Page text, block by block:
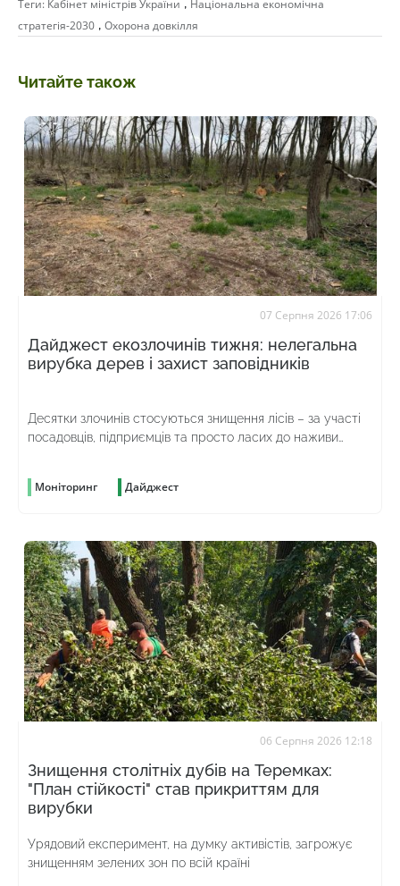
Теги: Кабінет міністрів України
Національна економічна
стратегія-2030 , Охорона довкілля
Читайте також
07 Серпня 2026 17:06
Дайджест екозлочинів тижня: нелегальна
вирубка дерев і захист заповідників
Десятки злочинів стосуються знищення лісів – за участі
посадовців, підприємців та просто ласих до наживи
Моніторинг Дайджест
06 Серпня 2026 12:18
Знищення столітніх дубів на Теремках:
"План стійкості" став прикриттям для
вирубки
Урядовий експеримент, на думку активістів, загрожує
знищенням зелених зон по всій країні